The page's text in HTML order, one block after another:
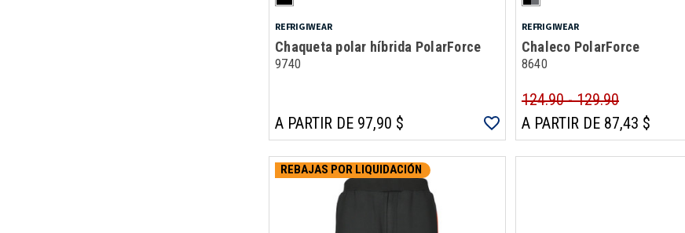
REFRIGIWEAR
Chaqueta polar híbrida PolarForce
9740
A PARTIR DE 97,90 $
REFRIGIWEAR
Chaleco PolarForce
8640
124.90 - 129.90
A PARTIR DE 87,43 $
REBAJAS POR LIQUIDACIÓN